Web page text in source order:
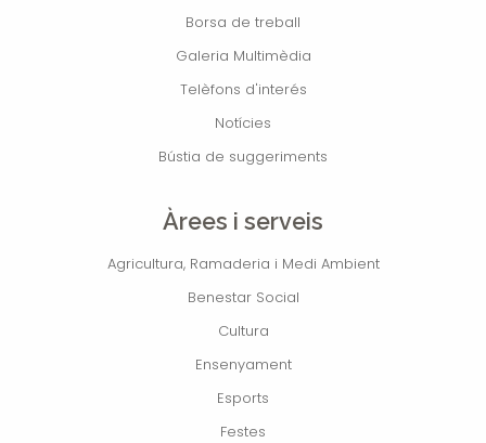
Borsa de treball
Galeria Multimèdia
Telèfons d'interés
Notícies
Bústia de suggeriments
Àrees i serveis
Agricultura, Ramaderia i Medi Ambient
Benestar Social
Cultura
Ensenyament
Esports
Festes